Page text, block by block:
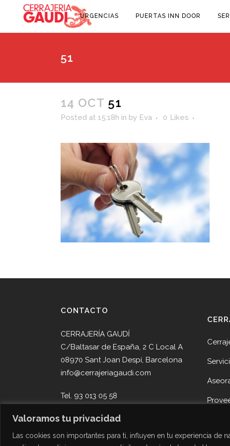
Valoramos tu privacidad
Las cookies son importantes para ti, influyen en tu experiencia de
URGENCIAS PUERTAS INN DOOR
51
14 OCT 51
Posted at 15:18h in by Eva 0 Likes
CONTACTO
CERRAJERÍA GAUDÍ
C/Baltasar de España, 2 C Local A
08970 Sant Joan Despí, Barcelona
info@cerrajeriagaudi.com
Tel. 93 013 05 58